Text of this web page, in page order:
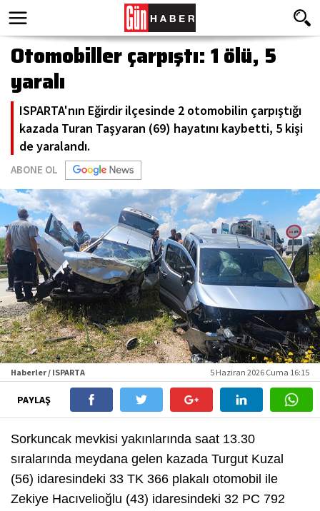
Otomobiller çarpıştı: 1 ölü, 5
yaralı
ISPARTA'nın Eğirdir ilçesinde 2 otomobilin çarpıştığı
kazada Turan Taşyaran (69) hayatını kaybetti, 5 kişi
de yaralandı.
ABONE OL
Haberler / ISPARTA 5 Haziran 2026 Cuma 16:15
PAYLAŞ
Sorkuncak mevkisi yakınlarında saat 13.30
sıralarında meydana gelen kazada Turgut Kuzal
(56) idaresindeki 33 TK 366 plakalı otomobil ile
Zekiye Hacıvelioğlu (43) idaresindeki 32 PC 792